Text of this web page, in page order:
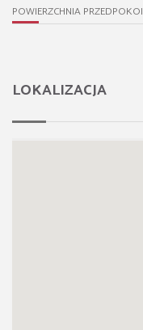
POWIERZCHNIA PRZEDPOKOI
LOKALIZACJA